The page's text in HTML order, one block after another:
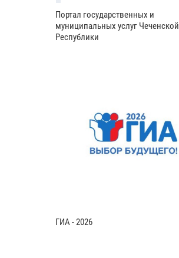
Портал государственных и
муниципальных услуг Чеченской
Республики
ГИА - 2026